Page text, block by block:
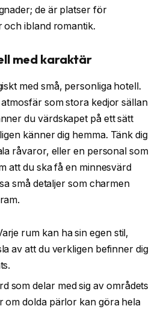
de är platser för
ibland romantik.
med karaktär
med små, personliga hotell.
som stora kedjor sällan
du värdskapet på ett sätt
känner dig hemma. Tänk dig
råvaror, eller en personal som
att du ska få en minnesvärd
små detaljer som charmen
rum kan ha sin egen stil,
av att du verkligen befinner dig
som delar med sig av områdets
om dolda pärlor kan göra hela